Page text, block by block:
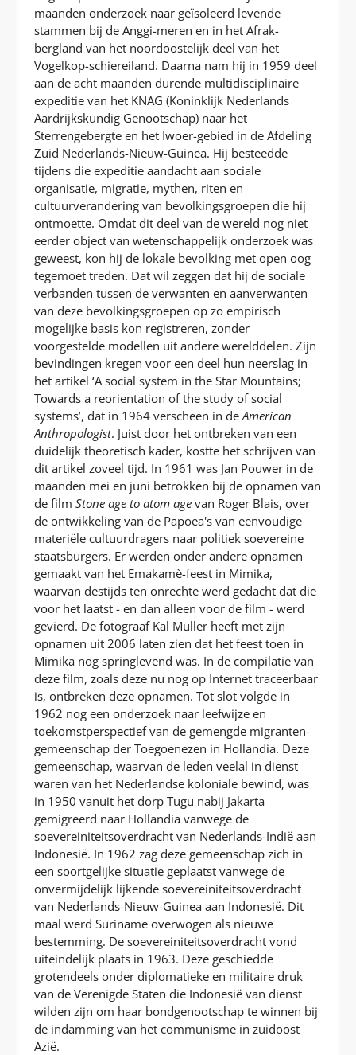
maanden onderzoek naar geïsoleerd levende
stammen bij de Anggi-meren en in het Afrak-
bergland van het noordoostelijk deel van het
Vogelkop-schiereiland. Daarna nam hij in 1959 deel
aan de acht maanden durende multidisciplinaire
expeditie van het KNAG (Koninklijk Nederlands
Aardrijkskundig Genootschap) naar het
Sterrengebergte en het Iwoer-gebied in de Afdeling
Zuid Nederlands-Nieuw-Guinea. Hij besteedde
tijdens die expeditie aandacht aan sociale
organisatie, migratie, mythen, riten en
cultuurverandering van bevolkingsgroepen die hij
ontmoette. Omdat dit deel van de wereld nog niet
eerder object van wetenschappelijk onderzoek was
geweest, kon hij de lokale bevolking met open oog
tegemoet treden. Dat wil zeggen dat hij de sociale
verbanden tussen de verwanten en aanverwanten
van deze bevolkingsgroepen op zo empirisch
mogelijke basis kon registreren, zonder
voorgestelde modellen uit andere werelddelen. Zijn
bevindingen kregen voor een deel hun neerslag in
het artikel ‘A social system in the Star Mountains;
Towards a reorientation of the study of social
systems’, dat in 1964 verscheen in deAmerican
Anthropologist. Juist door het ontbreken van een
duidelijk theoretisch kader, kostte het schrijven van
dit artikel zoveel tijd. In 1961 was Jan Pouwer in de
maanden mei en juni betrokken bij de opnamen van
de filmStone age to atom agevan Roger Blais, over
de ontwikkeling van de Papoea's van eenvoudige
materiële cultuurdragers naar politiek soevereine
staatsburgers. Er werden onder andere opnamen
gemaakt van het Emakamè-feest in Mimika,
waarvan destijds ten onrechte werd gedacht dat die
voor het laatst - en dan alleen voor de film - werd
gevierd. De fotograaf Kal Muller heeft met zijn
opnamen uit 2006 laten zien dat het feest toen in
Mimika nog springlevend was. In de compilatie van
deze film, zoals deze nu nog op Internet traceerbaar
is, ontbreken deze opnamen. Tot slot volgde in
1962 nog een onderzoek naar leefwijze en
toekomstperspectief van de gemengde migranten-
gemeenschap der Toegoenezen in Hollandia. Deze
gemeenschap, waarvan de leden veelal in dienst
waren van het Nederlandse koloniale bewind, was
in 1950 vanuit het dorp Tugu nabij Jakarta
gemigreerd naar Hollandia vanwege de
soevereiniteitsoverdracht van Nederlands-Indië aan
Indonesië. In 1962 zag deze gemeenschap zich in
een soortgelijke situatie geplaatst vanwege de
onvermijdelijk lijkende soevereiniteitsoverdracht
van Nederlands-Nieuw-Guinea aan Indonesië. Dit
maal werd Suriname overwogen als nieuwe
bestemming. De soevereiniteitsoverdracht vond
uiteindelijk plaats in 1963. Deze geschiedde
grotendeels onder diplomatieke en militaire druk
van de Verenigde Staten die Indonesië van dienst
wilden zijn om haar bondgenootschap te winnen bij
de indamming van het communisme in zuidoost
Azië.